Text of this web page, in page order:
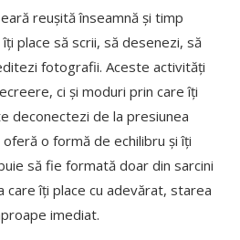
reușită înseamnă și timp
place să scrii, să desenezi, să
fotografii. Aceste activități
ci și moduri prin care îți
deconectezi de la presiunea
o formă de echilibru și îți
să fie formată doar din sarcini
care îți place cu adevărat, starea
imediat.